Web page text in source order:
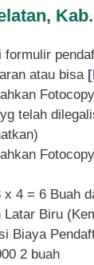
formulir
atau bisa
telah
x 4 = 6 Buah
Latar Biru
Biaya
2 buah